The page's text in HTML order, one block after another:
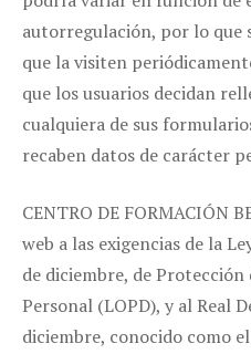
autorregulación, por lo que
que la visiten
que los usuarios decidan
cualquiera de sus
recaben datos de carácter
CENTRO DE FORMACIÓN
web a las exigencias de la
de diciembre, de Protección
Personal (LOPD), y al Real
diciembre, conocido como